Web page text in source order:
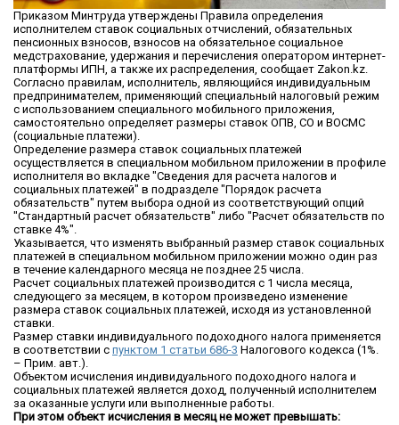
Приказом Минтруда утверждены Правила определения
исполнителем ставок социальных отчислений, обязательных
пенсионных взносов, взносов на обязательное социальное
медстрахование, удержания и перечисления оператором интернет-
платформы ИПН, а также их распределения, сообщает Zakon.kz.
Согласно правилам, исполнитель, являющийся индивидуальным
предпринимателем, применяющий специальный налоговый режим
с использованием специального мобильного приложения,
самостоятельно определяет размеры ставок ОПВ, СО и ВОСМС
(социальные платежи).
Определение размера ставок социальных платежей
осуществляется в специальном мобильном приложении в профиле
исполнителя во вкладке "Сведения для расчета налогов и
социальных платежей" в подразделе "Порядок расчета
обязательств" путем выбора одной из соответствующий опций
"Стандартный расчет обязательств" либо "Расчет обязательств по
ставке 4%".
Указывается, что изменять выбранный размер ставок социальных
платежей в специальном мобильном приложении можно один раз
в течение календарного месяца не позднее 25 числа.
Расчет социальных платежей производится с 1 числа месяца,
следующего за месяцем, в котором произведено изменение
размера ставок социальных платежей, исходя из установленной
ставки.
Размер ставки индивидуального подоходного налога применяется
в соответствии с пунктом 1 статьи 686-3 Налогового кодекса (1%.
– Прим. авт.).
Объектом исчисления индивидуального подоходного налога и
социальных платежей является доход, полученный исполнителем
за оказанные услуги или выполненные работы.
При этом объект исчисления в месяц не может превышать: